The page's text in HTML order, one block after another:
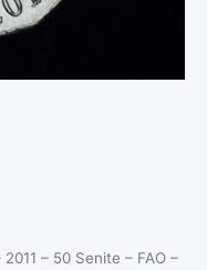
– 50 Senite – FAO –